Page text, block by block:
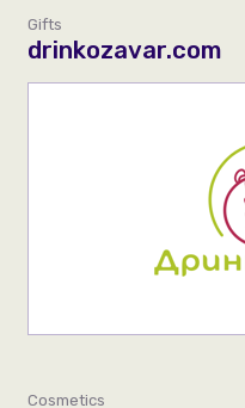
Gifts
drinkozavar.com
Cosmetics